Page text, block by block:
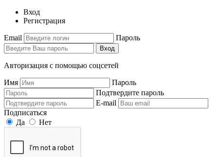
Вход
Регистрация
Email Пароль
Вход
Авторизация с помощью соцсетей
Имя
Пароль
Подтвердите пароль
E-mail
Подписаться
Да
Нет